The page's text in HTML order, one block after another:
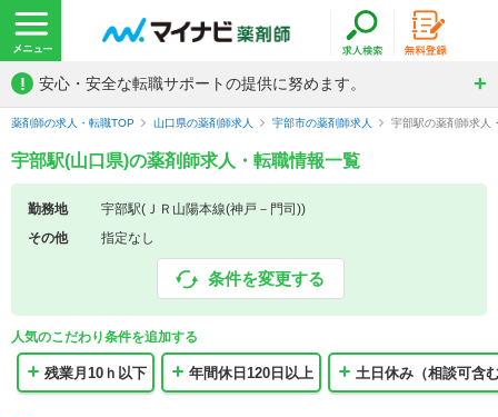
! 安心・安全な転職サポートの提供に努めます。
薬剤師の求人・転職TOP 山口県の薬剤師求人 宇部市の薬剤師求人 宇部駅の薬剤師求人
宇部駅(山口県)の薬剤師求人・転職情報一覧
勤務地
宇部駅(ＪＲ山陽本線(神戸－門司))
その他
指定なし
条件を変更する
人気のこだわり条件を追加する
残業月10ｈ以下 年間休日120日以上 土日休み（相談可含